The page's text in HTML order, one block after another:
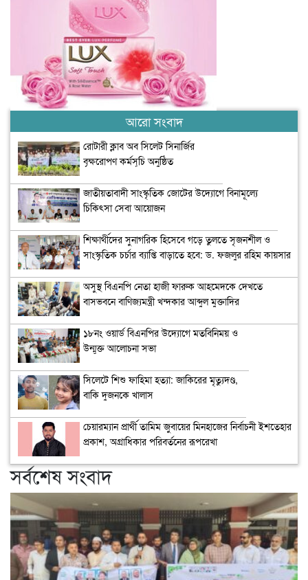
আরো সংবাদ
রোটারী ক্লাব অব সিলেট সিনার্জির
বৃক্ষরোপণ কর্মসূচি অনুষ্ঠিত
জাতীয়তাবাদী সাংস্কৃতিক জোটের উদ্যোগে বিনামূল্যে
চিকিৎসা সেবা আয়োজন
শিক্ষার্থীদের সুনাগরিক হিসেবে গড়ে তুলতে সৃজনশীল ও
সাংস্কৃতিক চর্চার ব্যাপ্তি বাড়াতে হবে: ড. ফজলুর রহিম কায়সার
অসুস্থ বিএনপি নেতা হাজী ফারুক আহমেদকে দেখতে
বাসভবনে বাণিজ্যমন্ত্রী খন্দকার আব্দুল মুক্তাদির
১৮নং ওয়ার্ড বিএনপির উদ্যোগে মতবিনিময় ও
উন্মুক্ত আলোচনা সভা
সিলেটে শিশু ফাহিমা হত্যা: জাকিরের মৃত্যুদণ্ড,
বাকি দুজনকে খালাস
চেয়ারম্যান প্রার্থী তামিম জুবায়ের মিনহাজের নির্বাচনী ইশতেহার
প্রকাশ, অগ্রাধিকার পরিবর্তনের রূপরেখা
সর্বশেষ সংবাদ